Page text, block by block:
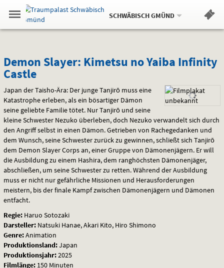
Springe
zum
,zum
.
Navigation
Menü
Gehe
zur
Standortauswahl
Standort:
SCHWÄBISCH GMÜND.
Weitere
Hinweis
Demon
Slayer:
Kimetsu
no
Yaiba
Infinity
Castle
Demon Slayer: Kimetsu no Yaiba Infinity
Castle
Japan der Taisho-Ära: Der junge Tanjirō muss eine
Katastrophe erleben, als ein bösartiger Dämon
seine geliebte Familie tötet. Nur Tanjirō und seine
kleine Schwester Nezuko überleben, doch Nezuko verwandelt sich durch
den Angriff selbst in einen Dämon. Getrieben von Rachegedanken und
dem Wunsch, seine Schwester zurück zu gewinnen, schließt sich Tanjirō
dem Demon Slayer Corps an, einer Gruppe von Dämonenjägern. Er will
die Ausbildung zu einem Hashira, dem ranghöchsten Dämonenjäger,
abschließen, um seine Schwester zu retten. Während der Ausbildung
muss er nicht nur gefährliche Missionen und Herausforderungen
meistern, bis der finale Kampf zwischen Dämonenjägern und Dämonen
entfacht.
Regie: Haruo Sotozaki
Darsteller: Natsuki Hanae, Akari Kito, Hiro Shimono
Genre:Animation
Produktionsland:Japan
Produktionsjahr:2025
Filmlänge: 150 Minuten